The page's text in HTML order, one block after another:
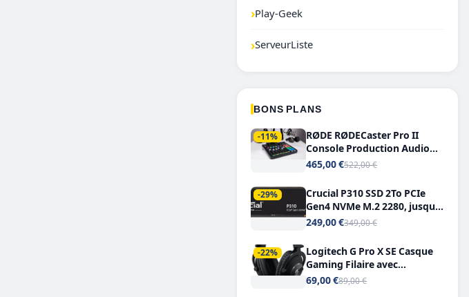
›Play-Geek
›ServeurListe
BONS PLANS
-11%
RØDE RØDECaster Pro II
Console Production Audio
Tout-en-Un, Bluetooth et
465,00 €522,00 €
-29%
Crucial P310 SSD 2To PCIe
Gen4 NVMe M.2 2280, jusqu’à
7.100 Mo/s
249,00 €349,00 €
-22%
Logitech G Pro X SE Casque
Gaming Filaire avec
Microphone Micro
69,00 €89,00 €